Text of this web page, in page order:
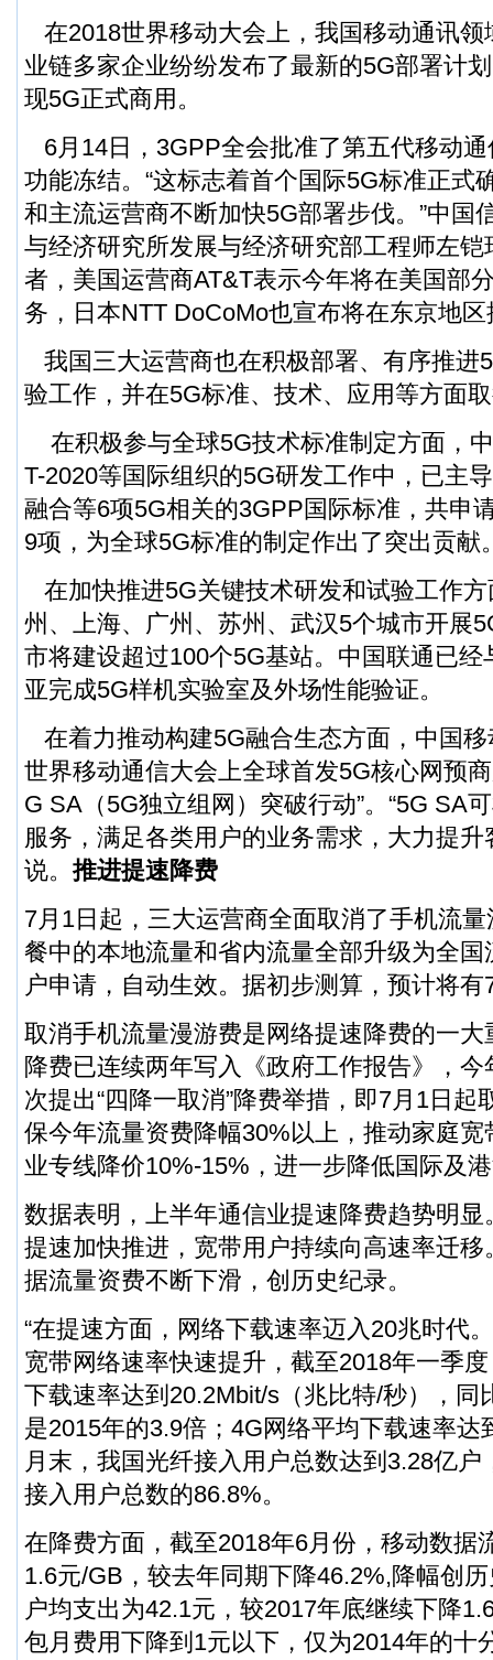
在2018世界移动大会上，我国移动通讯领
业链多家企业纷纷发布了最新的5G部署计
现5G正式商用。
6月14日，3GPP全会批准了第五代移动
功能冻结。“这标志着首个国际5G标准正式
和主流运营商不断加快5G部署步伐。”中国
与经济研究所发展与经济研究部工程师左
者，美国运营商AT&T表示今年将在美国部
务，日本NTT DoCoMo也宣布将在东京地
我国三大运营商也在积极部署、有序推进
验工作，并在5G标准、技术、应用等方面
在积极参与全球5G技术标准制定方面，
T-2020等国际组织的5G研发工作中，已主
融合等6项5G相关的3GPP国际标准，共申
9项，为全球5G标准的制定作出了突出贡献
在加快推进5G关键技术研发和试验工作
州、上海、广州、苏州、武汉5个城市开展
市将建设超过100个5G基站。中国联通已
亚完成5G样机实验室及外场性能验证。
在着力推动构建5G融合生态方面，中国
世界移动通信大会上全球首发5G核心网预
G SA（5G独立组网）突破行动”。“5G SA
服务，满足各类用户的业务需求，大力提升
说。 推进提速降费
7月1日起，三大运营商全面取消了手机流
餐中的本地流量和省内流量全部升级为全
户申请，自动生效。据初步测算，预计将
取消手机流量漫游费是网络提速降费的一
降费已连续两年写入《政府工作报告》，
次提出“四降一取消”降费举措，即7月1日起
保今年流量资费降幅30%以上，推动家庭
业专线降价10%-15%，进一步降低国际及
数据表明，上半年通信业提速降费趋势明
提速加快推进，宽带用户持续向高速率迁
据流量资费不断下滑，创历史纪录。
“在提速方面，网络下载速率迈入20兆时代
宽带网络速率快速提升，截至2018年一季
下载速率达到20.2Mbit/s（兆比特/秒），同
是2015年的3.9倍；4G网络平均下载速率达
月末，我国光纤接入用户总数达到3.28亿
接入用户总数的86.8%。
在降费方面，截至2018年6月份，移动数据
1.6元/GB，较去年同期下降46.2%,降幅创
户均支出为42.1元，较2017年底继续下降
包月费用下降到1元以下，仅为2014年的十